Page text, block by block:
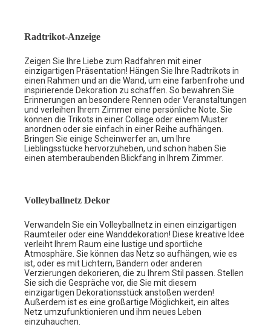
Radtrikot-Anzeige
Zeigen Sie Ihre Liebe zum Radfahren mit einer
einzigartigen Präsentation! Hängen Sie Ihre Radtrikots in
einen Rahmen und an die Wand, um eine farbenfrohe und
inspirierende Dekoration zu schaffen. So bewahren Sie
Erinnerungen an besondere Rennen oder Veranstaltungen
und verleihen Ihrem Zimmer eine persönliche Note. Sie
können die Trikots in einer Collage oder einem Muster
anordnen oder sie einfach in einer Reihe aufhängen.
Bringen Sie einige Scheinwerfer an, um Ihre
Lieblingsstücke hervorzuheben, und schon haben Sie
einen atemberaubenden Blickfang in Ihrem Zimmer.
Volleyballnetz Dekor
Verwandeln Sie ein Volleyballnetz in einen einzigartigen
Raumteiler oder eine Wanddekoration! Diese kreative Idee
verleiht Ihrem Raum eine lustige und sportliche
Atmosphäre. Sie können das Netz so aufhängen, wie es
ist, oder es mit Lichtern, Bändern oder anderen
Verzierungen dekorieren, die zu Ihrem Stil passen. Stellen
Sie sich die Gespräche vor, die Sie mit diesem
einzigartigen Dekorationsstück anstoßen werden!
Außerdem ist es eine großartige Möglichkeit, ein altes
Netz umzufunktionieren und ihm neues Leben
einzuhauchen.